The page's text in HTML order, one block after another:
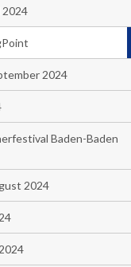
2024
2024
Baden-Baden
2024